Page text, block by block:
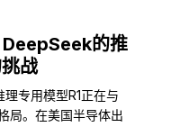
的推
战
专用模型R1正在与
局。在美国半导体出